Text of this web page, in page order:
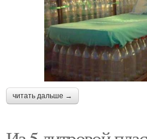
читать дальше →